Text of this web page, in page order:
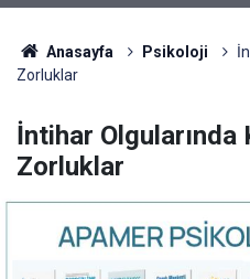
Anasayfa Psikoloji
Zorluklar
İntihar Olgularında
Zorluklar